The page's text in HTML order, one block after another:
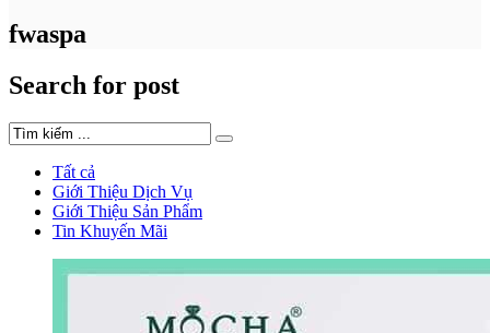
fwaspa
Search for post
Tất cả
Giới Thiệu Dịch Vụ
Giới Thiệu Sản Phẩm
Tin Khuyến Mãi